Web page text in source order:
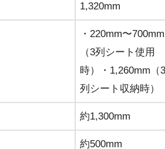
1,320mm
・220mm〜700mm
（3列シート使用
時）・1,260mm（3
列シート収納時）
約1,300mm
約500mm